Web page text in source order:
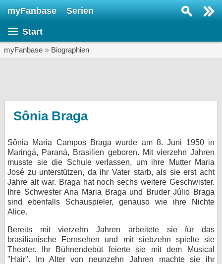
myFanbase Serien
Start
myFanbase » Biographien
Sônia Braga
Sônia Maria Campos Braga wurde am 8. Juni 1950 in
Maringá, Paraná, Brasilien geboren. Mit vierzehn Jahren
musste sie die Schule verlassen, um ihre Mutter Maria
José zu unterstützen, da ihr Vater starb, als sie erst acht
Jahre alt war. Braga hat noch sechs weitere Geschwister.
Ihre Schwester Ana Maria Braga und Bruder Júlio Braga
sind ebenfalls Schauspieler, genauso wie ihre Nichte
Alice.
Bereits mit vierzehn Jahren arbeitete sie für das
brasilianische Fernsehen und mit siebzehn spielte sie
Theater. Ihr Bühnendebüt feierte sie mit dem Musical
"Hair". Im Alter von neunzehn Jahren machte sie ihr
KULTUR
Specials
SERVICE
Gewinnspiele
bei X
bei Facebook